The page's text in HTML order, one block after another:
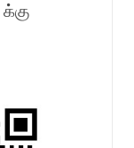
க்கு